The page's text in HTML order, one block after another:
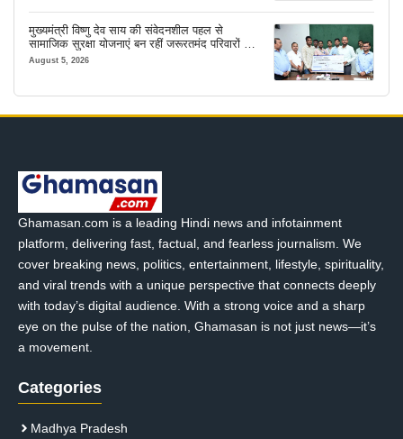
मुख्यमंत्री विष्णु देव साय की संवेदनशील पहल से
सामाजिक सुरक्षा योजनाएं बन रहीं जरूरतमंद परिवारों का
मजबूत सहारा
August 5, 2026
Ghamasan.com is a leading Hindi news and infotainment
platform, delivering fast, factual, and fearless journalism. We
cover breaking news, politics, entertainment, lifestyle, spirituality,
and viral trends with a unique perspective that connects deeply
with today’s digital audience. With a strong voice and a sharp
eye on the pulse of the nation, Ghamasan is not just news—it’s
a movement.
Categories
Madhya Pradesh